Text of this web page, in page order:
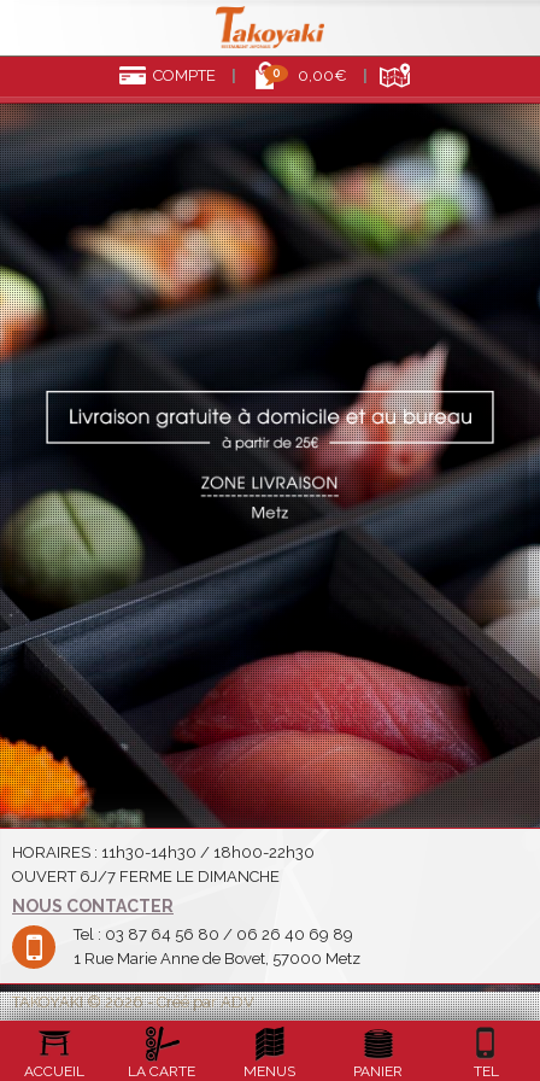
COMPTE 0 0,00€
HORAIRES : 11h30-14h30 / 18h00-22h30
OUVERT 6J/7 FERME LE DIMANCHE
NOUS CONTACTER
Tel : 03 87 64 56 80 / 06 26 40 69 89
1 Rue Marie Anne de Bovet, 57000 Metz
TAKOYAKI © 2026 - Créé par ADV
ACCUEIL LA CARTE MENUS PANIER TEL